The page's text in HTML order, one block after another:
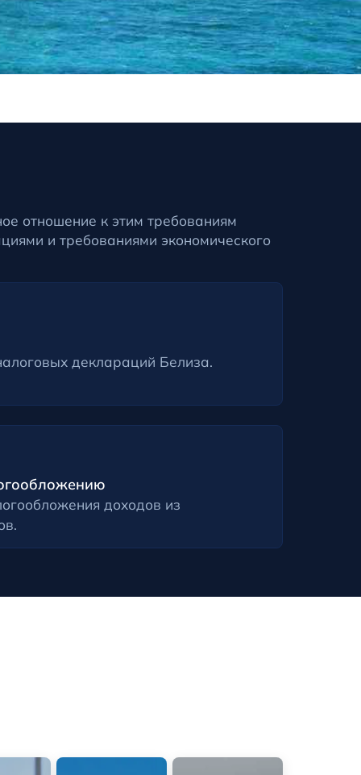
отношение к этим требованиям
и требованиями экономического
деклараций Белиза.
доходов из